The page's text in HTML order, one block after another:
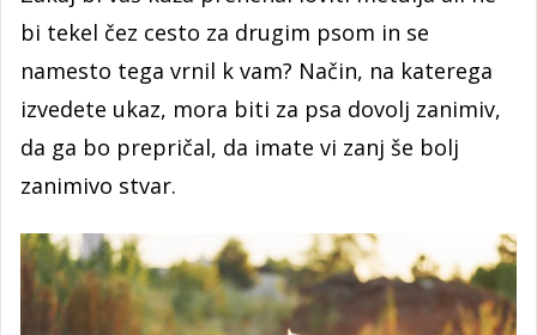
bi tekel čez cesto za drugim psom in se
namesto tega vrnil k vam? Način, na katerega
izvedete ukaz, mora biti za psa dovolj zanimiv,
da ga bo prepričal, da imate vi zanj še bolj
zanimivo stvar.